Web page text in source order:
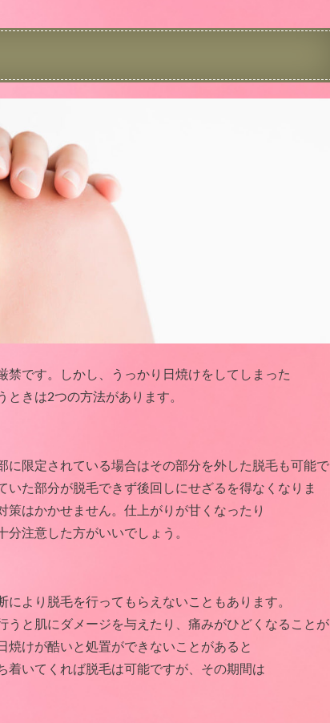
です。しかし、うっかり日焼けをしてしまった
きは2つの方法があります。
に限定されている場合はその部分を外した脱毛も可能で
た部分が脱毛できず後回しにせざるを得なくなりま
はかかせません。仕上がりが甘くなったり
注意した方がいいでしょう。
より脱毛を行ってもらえないこともあります。
うと肌にダメージを与えたり、痛みがひどくなることが
けが酷いと処置ができないことがあると
いてくれば脱毛は可能ですが、その期間は